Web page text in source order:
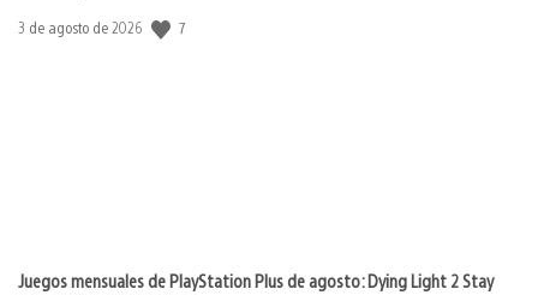
Fecha
3 de agosto de 2026 7
Juegos mensuales de PlayStation Plus de agosto: Dying Light 2 Stay